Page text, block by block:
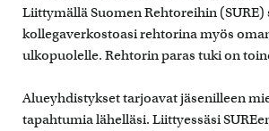
Liittymällä Suomen Rehtoreihin (SURE)
kollegaverkostoasi rehtorina myös
ulkopuolelle. Rehtorin paras tuki on
Alueyhdistykset tarjoavat jäsenilleen
tapahtumia lähelläsi. Liittyessäsi